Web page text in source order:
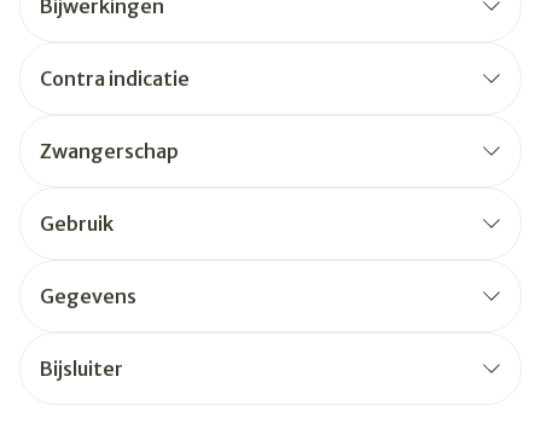
Bijwerkingen
Contra indicatie
Zwangerschap
Gebruik
Gegevens
Bijsluiter